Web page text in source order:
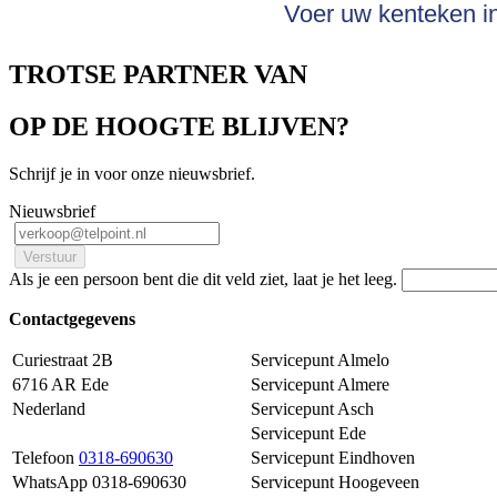
Voer uw kenteken
TROTSE PARTNER VAN
OP DE HOOGTE BLIJVEN?
Schrijf je in voor onze nieuwsbrief.
Nieuwsbrief
Als je een persoon bent die dit veld ziet, laat je het leeg.
Contactgegevens
Curiestraat 2B
Servicepunt Almelo
6716 AR Ede
Servicepunt Almere
Nederland
Servicepunt Asch
Servicepunt Ede
Telefoon 0318-690630
Servicepunt Eindhoven
WhatsApp 0318-690630
Servicepunt Hoogeveen